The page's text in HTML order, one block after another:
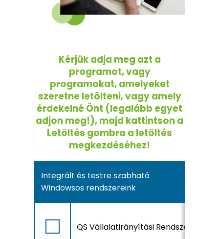
Kérjük adja meg azt a
programot, vagy
programokat, amelyeket
szeretne letölteni, vagy amely
érdekelné Önt (legalább egyet
adjon meg!), majd kattintson a
Letöltés gombra a letöltés
megkezdéséhez!
Integrált és testre szabható
Windowsos rendszereink
QS Vállalatirányítási Rendszer